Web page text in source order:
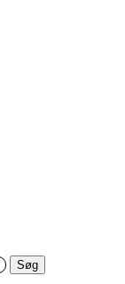
Søg